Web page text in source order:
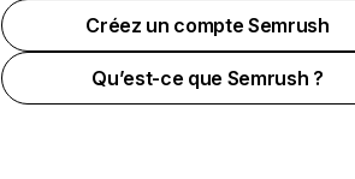
Créez un compte Semrush
Qu’est-ce que Semrush ?